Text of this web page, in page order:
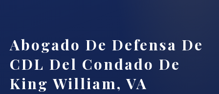
Abogado De Defensa De
CDL Del Condado De
King William, VA